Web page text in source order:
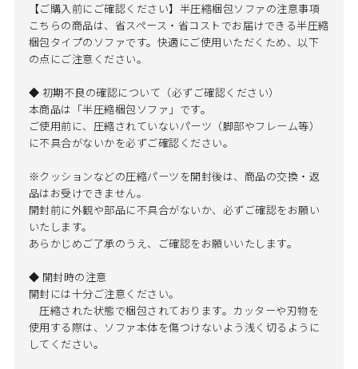
【ご購入前にご確認ください】半圧縮梱包ソファの注意事項
こちらの商品は、省スペース・省コストでお届けできる半圧縮
梱包タイプのソファです。快適にご使用いただくため、以下
の点にご注意ください。
◆ 初期不良の確認について（必ずご確認ください）
本商品は「半圧縮梱包ソファ」です。
ご使用前に、圧縮されていないパーツ（脚部やフレーム等）
に不具合がないかを必ずご確認ください。
※クッションなどの圧縮パーツを開封後は、商品の交換・返
品はお受けできません。
開封前に外観や部品に不具合がないか、必ずご確認をお願い
いたします。
あらかじめご了承のうえ、ご確認をお願いいたします。
◆ 開封時の注意
開封には十分ご注意ください。
圧縮された状態で梱包されております。カッターや刃物を
使用する際は、ソファ本体を傷つけないよう浅く切るように
してください。